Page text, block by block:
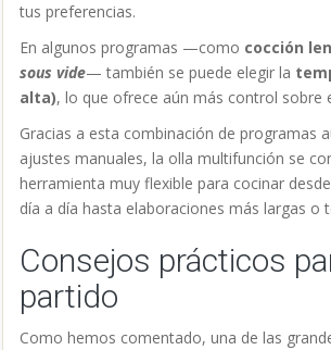
tus preferencias.
En algunos programas —como cocción
sous vide— también se puede elegir la
alta), lo que ofrece aún más control sobre
Gracias a esta combinación de programas
ajustes manuales, la olla multifunción se
herramienta muy flexible para cocinar
día a día hasta elaboraciones más largas o
Consejos prácticos
partido
Como hemos comentado, una de las